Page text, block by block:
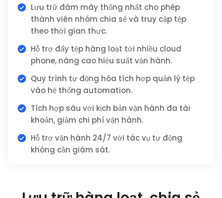
Lưu trữ đám mây thống nhất cho phép
thành viên nhóm chia sẻ và truy cập tệp
theo thời gian thực.
Hỗ trợ đẩy tệp hàng loạt tới nhiều cloud
phone, nâng cao hiệu suất vận hành.
Quy trình tự động hóa tích hợp quản lý tệp
vào hệ thống automation.
Tích hợp sâu với kịch bản vận hành đa tài
khoản, giảm chi phí vận hành.
Hỗ trợ vận hành 24/7 với tác vụ tự động
không cần giám sát.